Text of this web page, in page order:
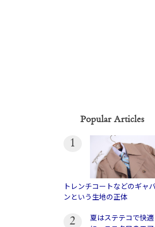
Popular Articles
1
トレンチコートなどのギャ
ンという生地の正体
2
夏はステテコで快適